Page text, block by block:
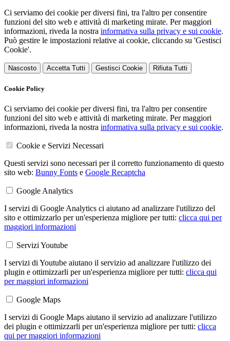
Ci serviamo dei cookie per diversi fini, tra l'altro per consentire
funzioni del sito web e attività di marketing mirate. Per maggiori
informazioni, riveda la nostra informativa sulla privacy e sui cookie.
Può gestire le impostazioni relative ai cookie, cliccando su 'Gestisci
Cookie'.
Nascosto Accetta Tutti Gestisci Cookie Rifiuta Tutti
Cookie Policy
Ci serviamo dei cookie per diversi fini, tra l'altro per consentire
funzioni del sito web e attività di marketing mirate. Per maggiori
informazioni, riveda la nostra informativa sulla privacy e sui cookie.
Cookie e Servizi Necessari
Questi servizi sono necessari per il corretto funzionamento di questo
sito web: Bunny Fonts e Google Recaptcha
Google Analytics
I servizi di Google Analytics ci aiutano ad analizzare l'utilizzo del
sito e ottimizzarlo per un'esperienza migliore per tutti: clicca qui per
maggiori informazioni
Servizi Youtube
I servizi di Youtube aiutano il servizio ad analizzare l'utilizzo dei
plugin e ottimizzarli per un'esperienza migliore per tutti: clicca qui
per maggiori informazioni
Google Maps
I servizi di Google Maps aiutano il servizio ad analizzare l'utilizzo
dei plugin e ottimizzarli per un'esperienza migliore per tutti: clicca
qui per maggiori informazioni